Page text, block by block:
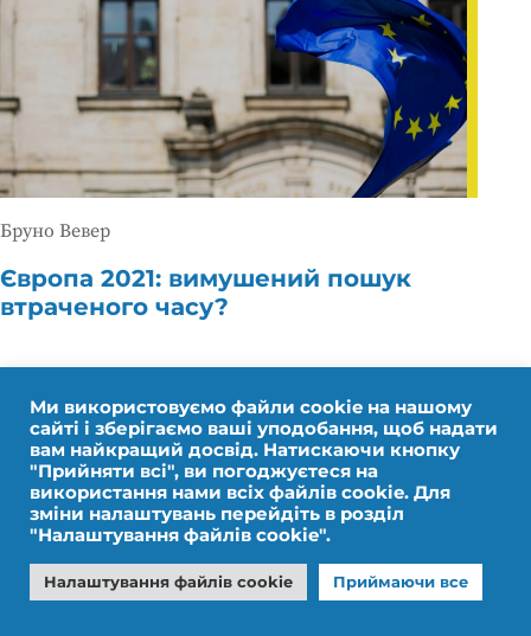
Бруно Вевер
Європа 2021: вимушений пошук
втраченого часу?
Ми використовуємо файли cookie на нашому
сайті і зберігаємо ваші уподобання, щоб надати
вам найкращий досвід. Натискаючи кнопку
"Прийняти всі", ви погоджуєтеся на
використання нами всіх файлів cookie. Для
зміни налаштувань перейдіть в розділ
"Налаштування файлів cookie".
Налаштування файлів cookie Приймаючи все